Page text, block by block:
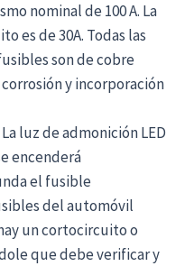
nominal de 100 A. La
es de 30A. Todas las
son de cobre
y incorporación
luz de admonición LED
encenderá
el fusible
del automóvil
un cortocircuito o
que debe verificar y